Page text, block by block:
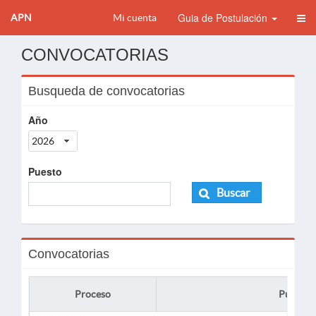
APN Mi cuenta Guia de Postulación
CONVOCATORIAS
Busqueda de convocatorias
Año
2026
Puesto
Buscar
Convocatorias
Proceso Puesto